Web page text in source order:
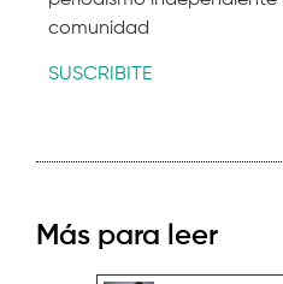
comunidad
SUSCRIBITE
Más para leer